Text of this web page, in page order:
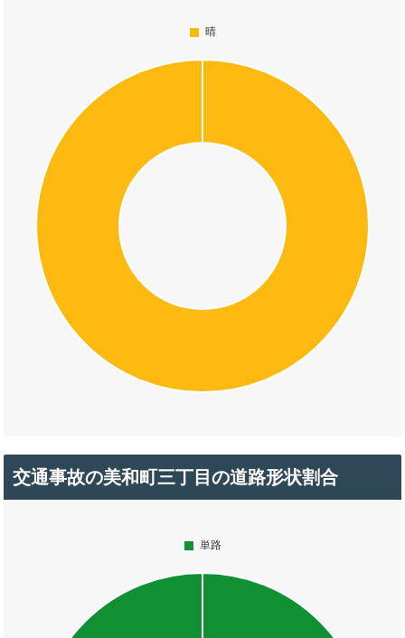
交通事故の美和町三丁目の道路形状割合